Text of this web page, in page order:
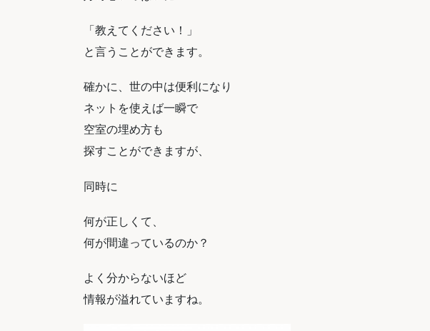
「教えてください！」
と言うことができます。
確かに、世の中は便利になり
ネットを使えば一瞬で
空室の埋め方も
探すことができますが、
同時に
何が正しくて、
何が間違っているのか？
よく分からないほど
情報が溢れていますね。